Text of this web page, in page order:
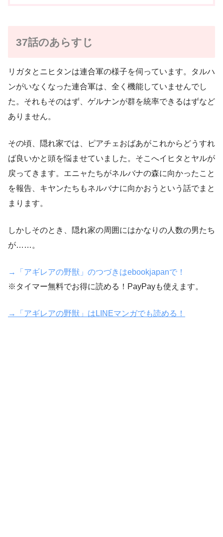
37話のあらすじ
リガタとニヒタンは連合軍の様子を伺っています。タルハ
ンがいなくなった連合軍は、全く機能していませんでし
た。それもそのはず、ゲルナンが群を統率できるはずなど
ありません。
その頃、隠れ家では、ピアチェおばあがこれからどうすれ
ば良いかと頭を悩ませていました。そこへイヒタとヤルが
戻ってきます。エニャたちがネルバナの森に向かったこと
を報告、キヤンたちもネルバナに向かおうという話でまと
まります。
しかしそのとき、隠れ家の周囲にはかなりの人数の男たち
が……。
→「アギレアの野獣」のつづきはebookjapanで！
※タイマー無料でお得に読める！PayPayも使えます。
→「アギレアの野獣」はLINEマンガでも読める！